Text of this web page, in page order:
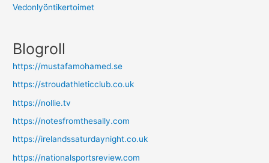
Vedonlyöntikertoimet
Blogroll
https://mustafamohamed.se
https://stroudathleticclub.co.uk
https://nollie.tv
https://notesfromthesally.com
https://irelandssaturdaynight.co.uk
https://nationalsportsreview.com